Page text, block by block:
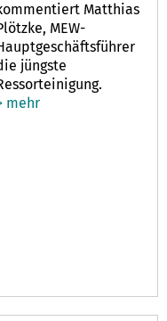
Matthias
MEW-
jüngste
mehr